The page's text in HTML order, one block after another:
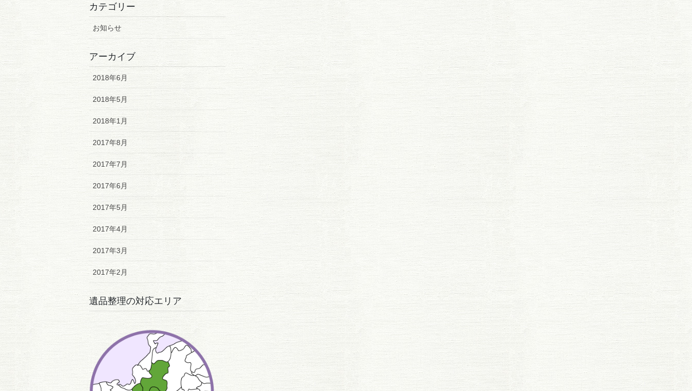
カテゴリー
お知らせ
アーカイブ
2018年6月
2018年5月
2018年1月
2017年8月
2017年7月
2017年6月
2017年5月
2017年4月
2017年3月
2017年2月
遺品整理の対応エリア